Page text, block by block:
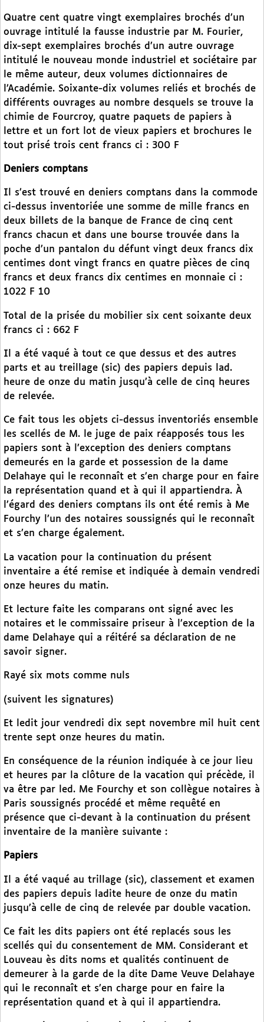
Quatre cent quatre vingt exemplaires brochés d’un
ouvrage intitulé la fausse industrie par M. Fourier,
dix-sept exemplaires brochés d’un autre ouvrage
intitulé le nouveau monde industriel et sociétaire par
le même auteur, deux volumes dictionnaires de
l’Académie. Soixante-dix volumes reliés et brochés de
différents ouvrages au nombre desquels se trouve la
chimie de Fourcroy, quatre paquets de papiers à
lettre et un fort lot de vieux papiers et brochures le
tout prisé trois cent francs ci : 300 F
Deniers comptans
Il s’est trouvé en deniers comptans dans la commode
ci-dessus inventoriée une somme de mille francs en
deux billets de la banque de France de cinq cent
francs chacun et dans une bourse trouvée dans la
poche d’un pantalon du défunt vingt deux francs dix
centimes dont vingt francs en quatre pièces de cinq
francs et deux francs dix centimes en monnaie ci :
1022 F 10
Total de la prisée du mobilier six cent soixante deux
francs ci : 662 F
Il a été vaqué à tout ce que dessus et des autres
parts et au treillage (sic) des papiers depuis lad.
heure de onze du matin jusqu’à celle de cinq heures
de relevée.
Ce fait tous les objets ci-dessus inventoriés ensemble
les scellés de M. le juge de paix réapposés tous les
papiers sont à l’exception des deniers comptans
demeurés en la garde et possession de la dame
Delahaye qui le reconnaît et s’en charge pour en faire
la représentation quand et à qui il appartiendra. À
l’égard des deniers comptans ils ont été remis à Me
Fourchy l’un des notaires soussignés qui le reconnaît
et s’en charge également.
La vacation pour la continuation du présent
inventaire a été remise et indiquée à demain vendredi
onze heures du matin.
Et lecture faite les comparans ont signé avec les
notaires et le commissaire priseur à l’exception de la
dame Delahaye qui a réitéré sa déclaration de ne
savoir signer.
Rayé six mots comme nuls
(suivent les signatures)
Et ledit jour vendredi dix sept novembre mil huit cent
trente sept onze heures du matin.
En conséquence de la réunion indiquée à ce jour lieu
et heures par la clôture de la vacation qui précède, il
va être par led. Me Fourchy et son collègue notaires à
Paris soussignés procédé et même requêté en
présence que ci-devant à la continuation du présent
inventaire de la manière suivante :
Papiers
Il a été vaqué au trillage (sic), classement et examen
des papiers depuis ladite heure de onze du matin
jusqu’à celle de cinq de relevée par double vacation.
Ce fait les dits papiers ont été replacés sous les
scellés qui du consentement de MM. Considerant et
Louveau ès dits noms et qualités continuent de
demeurer à la garde de la dite Dame Veuve Delahaye
qui le reconnaît et s’en charge pour en faire la
représentation quand et à qui il appartiendra.